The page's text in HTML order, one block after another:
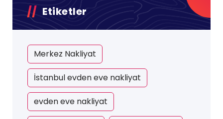
Etiketler
Merkez Nakliyat
İstanbul evden eve nakliyat
evden eve nakliyat